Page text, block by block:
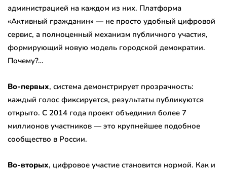
администрацией на каждом из них. Платформа
«Активный гражданин» — не просто удобный цифровой
сервис, а полноценный механизм публичного участия,
формирующий новую модель городской демократии.
Почему?…
Во-первых, система демонстрирует прозрачность:
каждый голос фиксируется, результаты публикуются
открыто. С 2014 года проект объединил более 7
миллионов участников — это крупнейшее подобное
сообщество в России.
Во-вторых, цифровое участие становится нормой. Как и